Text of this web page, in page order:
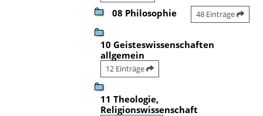
08 Philosophie 48 Einträge
10 Geisteswissenschaften
allgemein
12 Einträge
11 Theologie,
Religionswissenschaft